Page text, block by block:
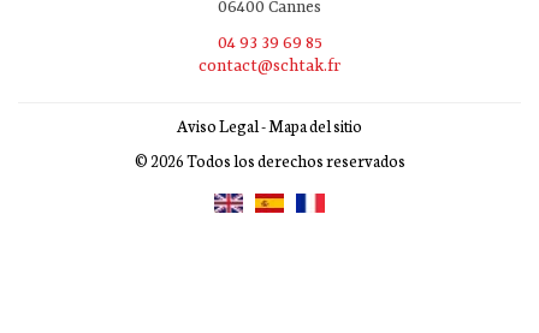
06400 Cannes
04 93 39 69 85
contact@schtak.fr
Aviso Legal-Mapa del sitio
© 2026 Todos los derechos reservados